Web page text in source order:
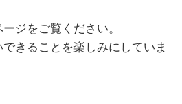
ジをご覧ください。
きることを楽しみにしていま